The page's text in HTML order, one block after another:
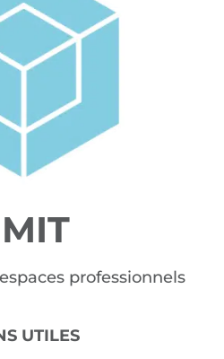
professionnels
UTILES